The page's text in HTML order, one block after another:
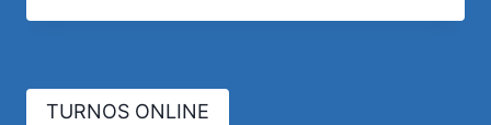
CHAGAS.
PREVALENCIA
EN
TURNOS ONLINE